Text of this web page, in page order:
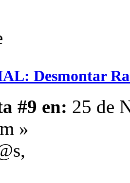
Desmontar
#9 en: 25 de
»